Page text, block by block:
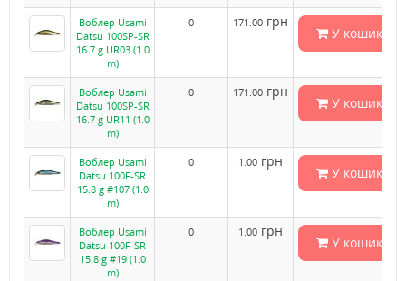
Воблер Usami
Datsu 100SP-SR
16.7 g UR03 (1.0
m)
0 171.00 грн
У кошик
Воблер Usami
Datsu 100SP-SR
16.7 g UR11 (1.0
m)
0 171.00 грн
У кошик
Воблер Usami
Datsu 100F-SR
15.8 g #107 (1.0
m)
0 1.00 грн
У кошик
Воблер Usami
Datsu 100F-SR
15.8 g #19 (1.0
m)
0 1.00 грн
У кошик